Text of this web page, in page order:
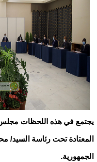
يجتمع في هذه اللحظات مجلس
المعتادة تحت رئاسة السيد/
الجمهورية.